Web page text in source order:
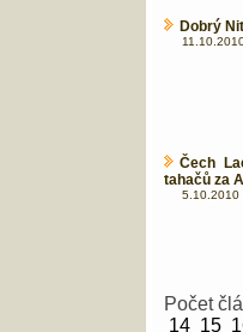
Dobrý
Čech
tahačů za
5.10.2010
Počet
14 15